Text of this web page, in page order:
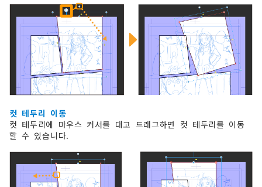
컷 테두리 이동
컷 테두리에 마우스 커서를 대고 드래그하면 컷 테두리를 이동
할 수 있습니다.